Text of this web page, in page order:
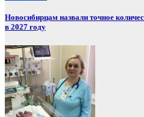
Новосибирцам назвали точное
в 2027 году